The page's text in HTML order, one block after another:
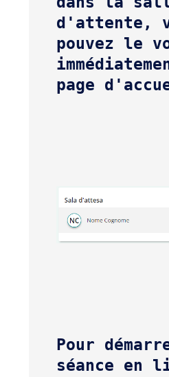
d'attente,
pouvez le
page
Pour
séance en